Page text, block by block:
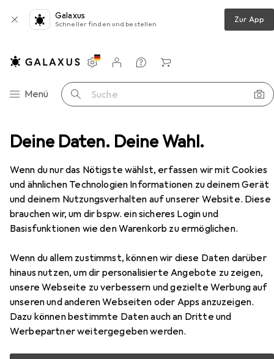
Deine Daten. Deine Wahl.
Wenn du nur das Nötigste wählst, erfassen wir mit Cookies
und ähnlichen Technologien Informationen zu deinem Gerät
und deinem Nutzungsverhalten auf unserer Website. Diese
brauchen wir, um dir bspw. ein sicheres Login und
Basisfunktionen wie den Warenkorb zu ermöglichen.
Wenn du allem zustimmst, können wir diese Daten darüber
hinaus nutzen, um dir personalisierte Angebote zu zeigen,
unsere Webseite zu verbessern und gezielte Werbung auf
unseren und anderen Webseiten oder Apps anzuzeigen.
Dazu können bestimmte Daten auch an Dritte und
Werbepartner weitergegeben werden.
Galaxus
Schneller finden und bestellen Zur App
Navigation nach Kategorien
Menü Suche
Einstellungen
Kundenkonto
Vergleichslisten
Merklisten
Warenkorb
Gar alles oder Briefe an eine unbekannte Geliebte
Gar alles oder Briefe an eine
unbekannte Geliebte
Deutsch, Martin Walser, 2019
Zubehör für Gar alles oder Briefe
an eine unbekannte Geliebte